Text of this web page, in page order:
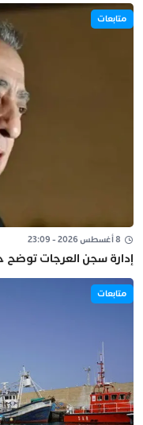
متابعات
8 أغسطس 2026 - 23:09
إدارة سجن العرجات
متابعات